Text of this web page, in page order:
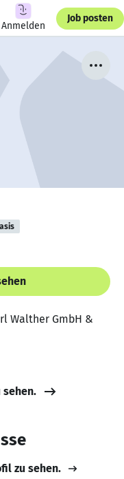
Anmelden
Job posten
Walther GmbH &
sehen.
zu sehen.